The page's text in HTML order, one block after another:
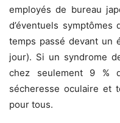
employés de bureau
d’éventuels
temps passé devant un
jour). Si un syndrome
chez seulement 9 %
sécheresse oculaire et
pour tous.